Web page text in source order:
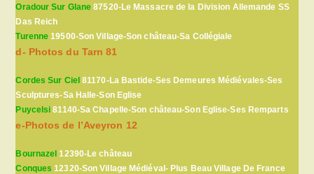
Oradour Sur Glane 87520-Le Massacre de la Division Allemande SS
Das Reich
Turenne 19500-Son Village-Son château-Sa Collégiale
d- Photos du Tarn 81
Cordes Sur Ciel81170-La Bastide-Ses Demeures Médiévales-Ses
Sculptures-Sa Halle-Son Eglise
Puycelsi 81140-Sa Chapelle-Son château-Son Eglise-Ses Remparts
e-Photos de l’Aveyron 12
Bournazel 12390-Le château
Conques 12320-Son Village Médiéval- Plus Beau Village De France